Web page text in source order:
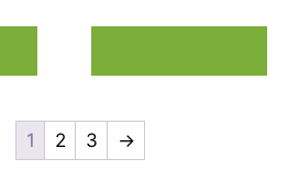
1 2 3 →